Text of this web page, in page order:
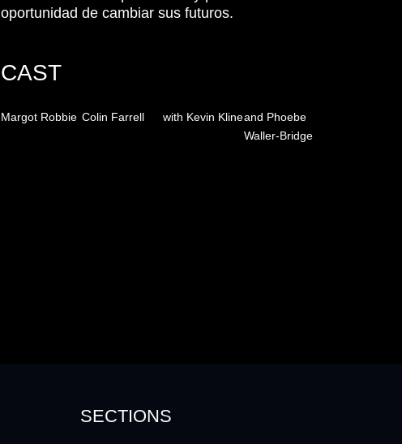
oportunidad de cambiar sus futuros.
CAST
Margot Robbie Colin Farrell with Kevin Klineand Phoebe
Waller-Bridge
SECTIONS